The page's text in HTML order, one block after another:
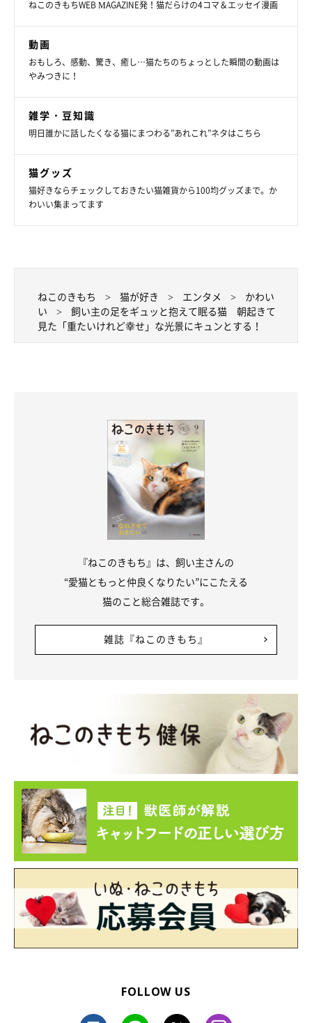
ねこのきもちWEB MAGAZINE発！猫だらけの4コマ＆エッセイ漫画
動画
おもしろ、感動、驚き、癒し…猫たちのちょっとした瞬間の動画は
やみつきに！
雑学・豆知識
明日誰かに話したくなる猫にまつわる”あれこれ”ネタはこちら
猫グッズ
猫好きならチェックしておきたい猫雑貨から100均グッズまで。か
わいい集まってます
ねこのきもち 猫が好き エンタメ
かわい
い
飼い主の足をギュッと抱えて眠る猫 朝起きて
見た「重たいけれど幸せ」な光景にキュンとする！
『ねこのきもち』は、飼い主さんの
“愛猫ともっと仲良くなりたい”にこたえる
猫のこと総合雑誌です。
雑誌『ねこのきもち』
FOLLOW US